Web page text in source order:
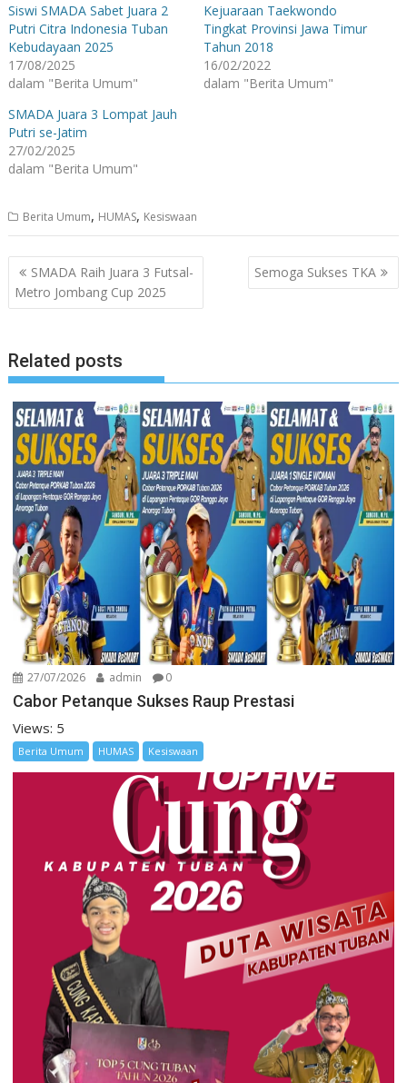
Siswi SMADA Sabet Juara 2
Putri Citra Indonesia Tuban
Kebudayaan 2025
17/08/2025
dalam "Berita Umum"
Kejuaraan Taekwondo
Tingkat Provinsi Jawa Timur
Tahun 2018
16/02/2022
dalam "Berita Umum"
SMADA Juara 3 Lompat Jauh
Putri se-Jatim
27/02/2025
dalam "Berita Umum"
Berita Umum, HUMAS, Kesiswaan
Navigasi
pos
SMADA Raih Juara 3 Futsal-
Metro Jombang Cup 2025
Semoga Sukses TKA
Related posts
27/07/2026 admin 0
Cabor Petanque Sukses Raup Prestasi
Views: 5
Berita Umum HUMAS Kesiswaan